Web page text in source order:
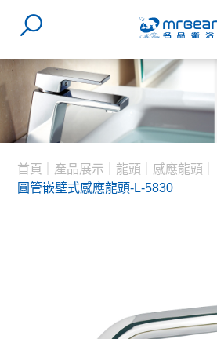
首頁 產品展示 龍頭
感應龍頭
圓管嵌壁式感應龍頭-L-5830